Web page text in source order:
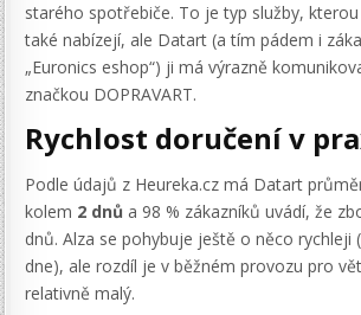
starého spotřebiče. To je typ služby, kterou
také nabízejí, ale Datart (a tím pádem i
„Euronics eshop“) ji má výrazně
značkou DOPRAVART.
Rychlost doručení v
Podle údajů z Heureka.cz má Datart
kolem 2 dnů a 98 % zákazníků uvádí, že
dnů. Alza se pohybuje ještě o něco rychleji
dne), ale rozdíl je v běžném provozu pro
relativně malý.